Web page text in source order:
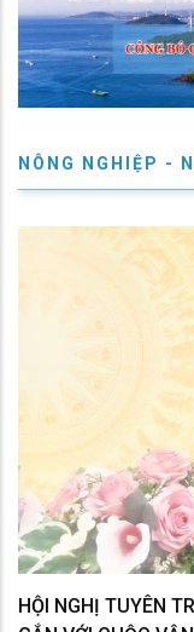
NÔNG NGHIỆP -
HỘI NGHỊ TUYÊN